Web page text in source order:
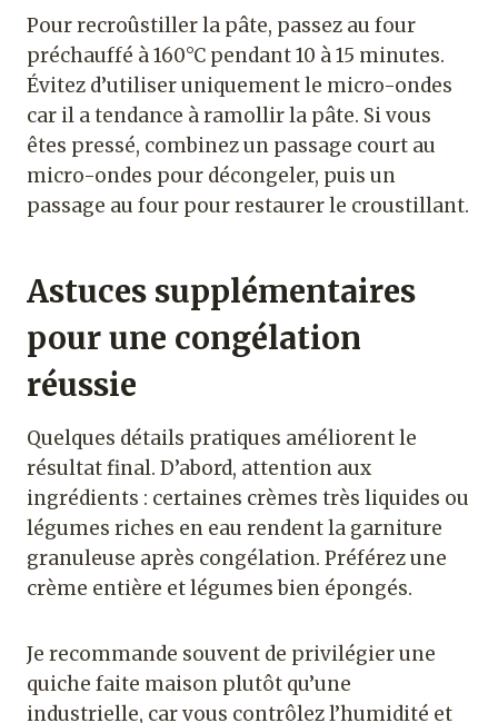
Pour recroûstiller la pâte, passez au four
préchauffé à 160°C pendant 10 à 15 minutes.
Évitez d’utiliser uniquement le micro-ondes
car il a tendance à ramollir la pâte. Si vous
êtes pressé, combinez un passage court au
micro-ondes pour décongeler, puis un
passage au four pour restaurer le croustillant.
Astuces supplémentaires
pour une congélation
réussie
Quelques détails pratiques améliorent le
résultat final. D’abord, attention aux
ingrédients : certaines crèmes très liquides ou
légumes riches en eau rendent la garniture
granuleuse après congélation. Préférez une
crème entière et légumes bien épongés.
Je recommande souvent de privilégier une
quiche faite maison plutôt qu’une
industrielle, car vous contrôlez l’humidité et